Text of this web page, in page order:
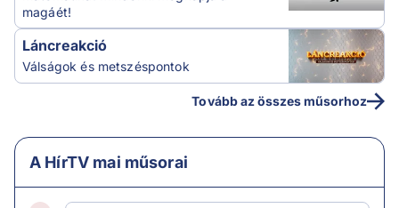
magáét!
Láncreakció
Válságok és metszéspontok
Tovább az összes műsorhoz
A HírTV mai műsorai